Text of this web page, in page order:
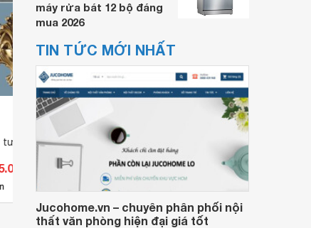
tường đồng VD
đ
Đèn vách gắn tường đồng VD-
2039/2
Giá từ 3.322.000 đ
máy rửa bát 12 bộ đáng
mua 2026
TIN TỨC MỚI NHẤT
Jucohome.vn – chuyên phân phối nội
thất văn phòng hiện đại giá tốt